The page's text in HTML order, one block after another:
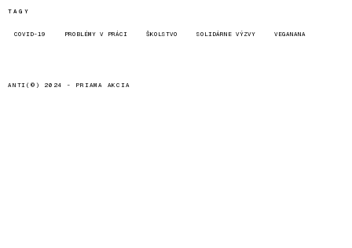
TAGY
COVID-19 PROBLÉMY V PRÁCI ŠKOLSTVO SOLIDÁRNE VÝZVY VEGANANA
ANTI(©) 2024 - PRIAMA AKCIA